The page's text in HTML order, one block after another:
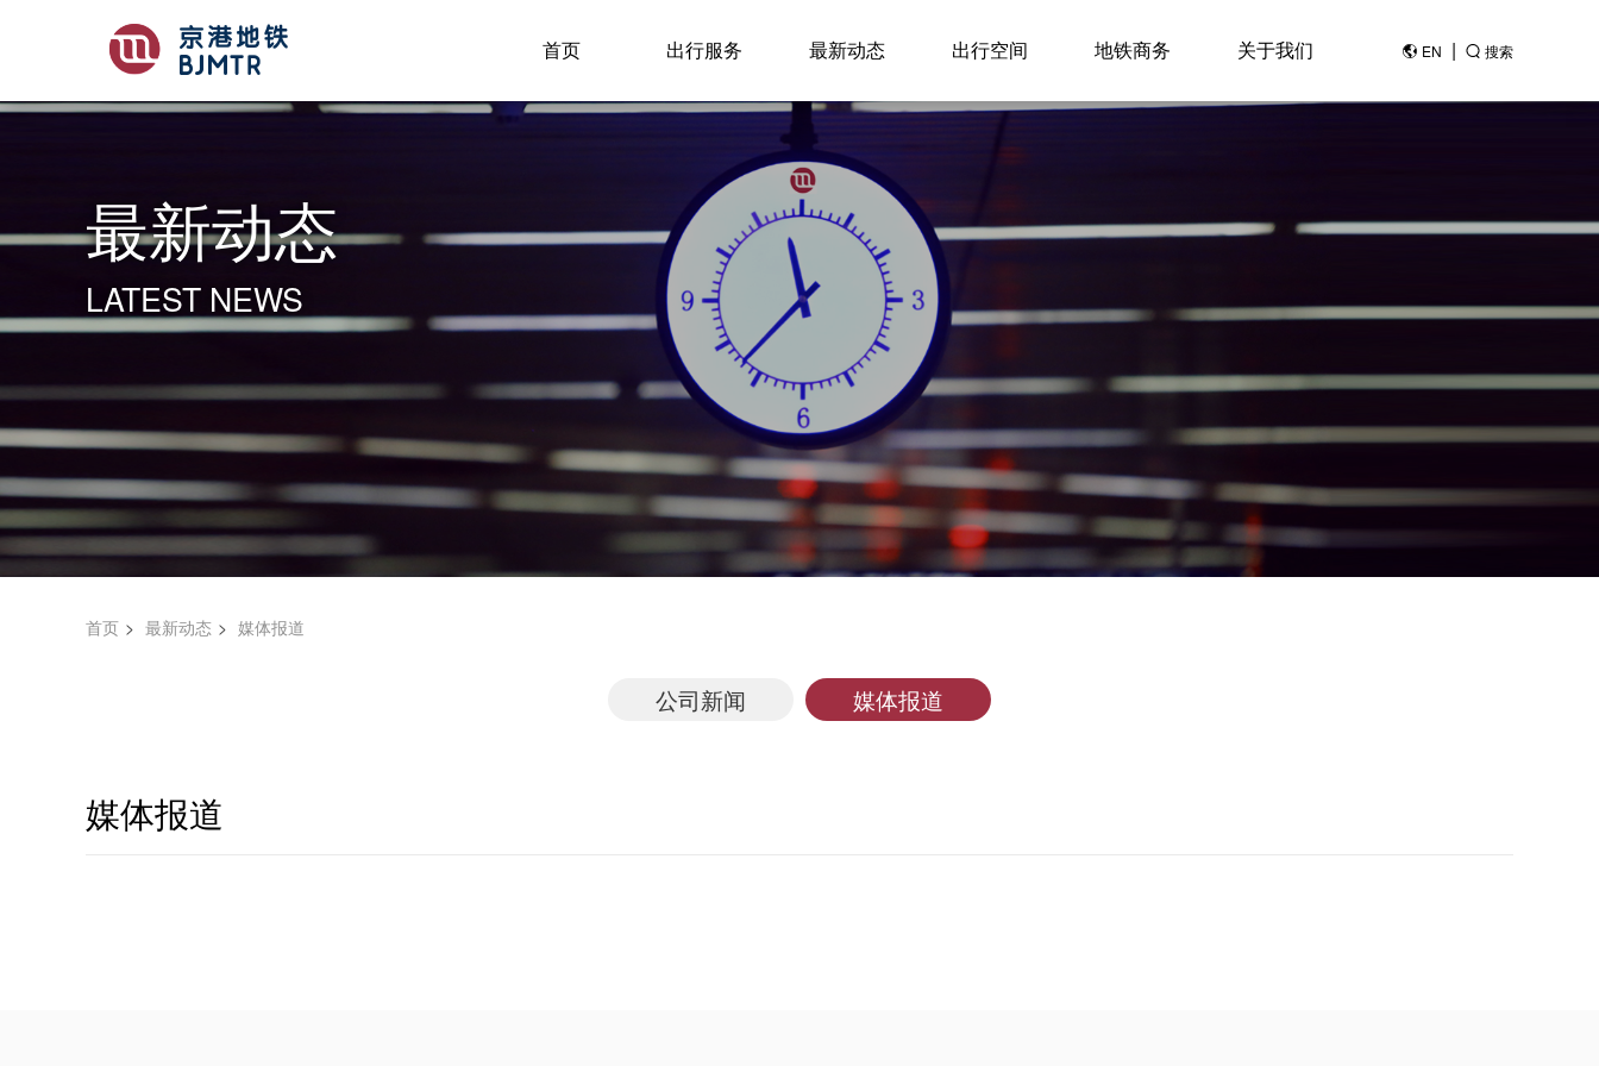
首页 出行服务 最新动态 出行空间 地铁商务 关于我们 EN | 搜索
最新动态
LATEST NEWS
首页 最新动态 媒体报道
公司新闻 媒体报道
媒体报道